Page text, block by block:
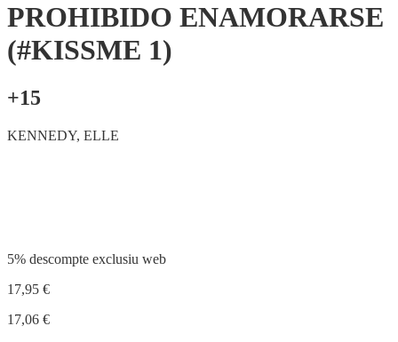
PROHIBIDO ENAMORARSE
(#KISSME 1)
+15
KENNEDY, ELLE
5% descompte exclusiu web
17,95 €
17,06 €